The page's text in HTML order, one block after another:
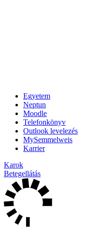
Egyetem
Neptun
Moodle
Telefonkönyv
Outlook levelezés
MySemmelweis
Karrier
Karok
Betegellátás